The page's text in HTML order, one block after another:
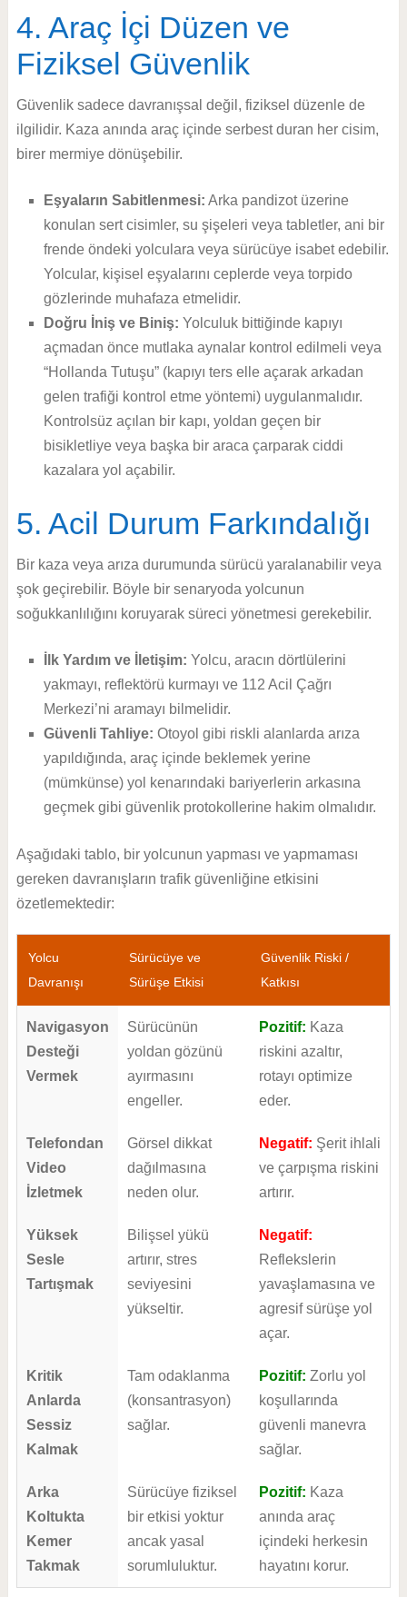
4. Araç İçi Düzen ve
Fiziksel Güvenlik
Güvenlik sadece davranışsal değil, fiziksel düzenle de
ilgilidir. Kaza anında araç içinde serbest duran her cisim,
birer mermiye dönüşebilir.
Eşyaların Sabitlenmesi: Arka pandizot üzerine
konulan sert cisimler, su şişeleri veya tabletler, ani bir
frende öndeki yolculara veya sürücüye isabet edebilir.
Yolcular, kişisel eşyalarını ceplerde veya torpido
gözlerinde muhafaza etmelidir.
Doğru İniş ve Biniş: Yolculuk bittiğinde kapıyı
açmadan önce mutlaka aynalar kontrol edilmeli veya
“Hollanda Tutuşu” (kapıyı ters elle açarak arkadan
gelen trafiği kontrol etme yöntemi) uygulanmalıdır.
Kontrolsüz açılan bir kapı, yoldan geçen bir
bisikletliye veya başka bir araca çarparak ciddi
kazalara yol açabilir.
5. Acil Durum Farkındalığı
Bir kaza veya arıza durumunda sürücü yaralanabilir veya
şok geçirebilir. Böyle bir senaryoda yolcunun
soğukkanlılığını koruyarak süreci yönetmesi gerekebilir.
İlk Yardım ve İletişim: Yolcu, aracın dörtlülerini
yakmayı, reflektörü kurmayı ve 112 Acil Çağrı
Merkezi’ni aramayı bilmelidir.
Güvenli Tahliye: Otoyol gibi riskli alanlarda arıza
yapıldığında, araç içinde beklemek yerine
(mümkünse) yol kenarındaki bariyerlerin arkasına
geçmek gibi güvenlik protokollerine hakim olmalıdır.
Aşağıdaki tablo, bir yolcunun yapması ve yapmaması
gereken davranışların trafik güvenliğine etkisini
özetlemektedir:
Yolcu
Davranışı
Sürücüye ve
Sürüşe Etkisi
Güvenlik Riski /
Katkısı
Navigasyon
Desteği
Vermek
Sürücünün
yoldan gözünü
ayırmasını
engeller.
Pozitif: Kaza
riskini azaltır,
rotayı optimize
eder.
Telefondan
Video
İzletmek
Görsel dikkat
dağılmasına
neden olur.
Negatif: Şerit ihlali
ve çarpışma riskini
artırır.
Yüksek
Sesle
Tartışmak
Bilişsel yükü
artırır, stres
seviyesini
yükseltir.
Negatif:
Reflekslerin
yavaşlamasına ve
agresif sürüşe yol
açar.
Kritik
Anlarda
Sessiz
Kalmak
Tam odaklanma
(konsantrasyon)
sağlar.
Pozitif: Zorlu yol
koşullarında
güvenli manevra
sağlar.
Arka
Koltukta
Kemer
Takmak
Sürücüye fiziksel
bir etkisi yoktur
ancak yasal
sorumluluktur.
Pozitif: Kaza
anında araç
içindeki herkesin
hayatını korur.